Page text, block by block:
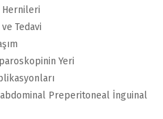
Hernileri
Tedavi
Yeri
Preperitoneal İnguinal